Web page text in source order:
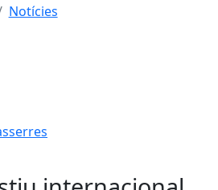
Notícies